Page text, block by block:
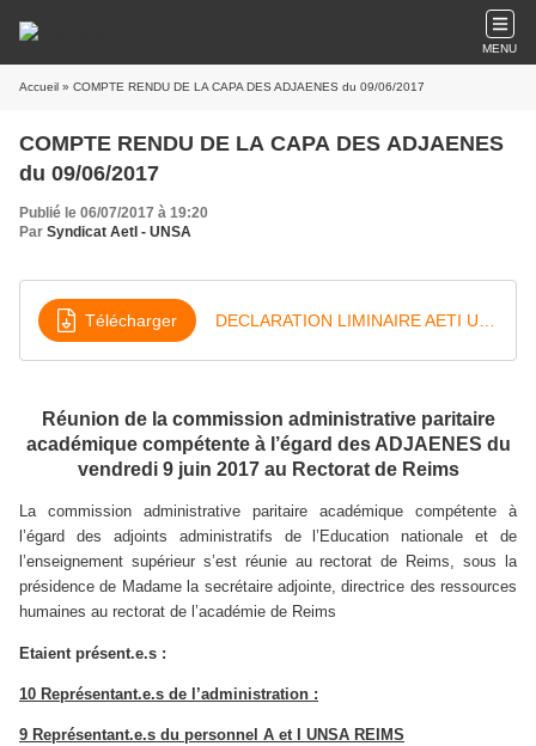
MENU
Accueil » COMPTE RENDU DE LA CAPA DES ADJAENES du 09/06/2017
COMPTE RENDU DE LA CAPA DES ADJAENES
du 09/06/2017
Publié le 06/07/2017 à 19:20
Par Syndicat AetI - UNSA
Télécharger
Réunion de la commission administrative paritaire
académique compétente à l’égard des ADJAENES du
vendredi 9 juin 2017 au Rectorat de Reims
La commission administrative paritaire académique compétente à
l’égard des adjoints administratifs de l’Education nationale et de
l’enseignement supérieur s’est réunie au rectorat de Reims, sous la
présidence de Madame la secrétaire adjointe, directrice des ressources
humaines au rectorat de l’académie de Reims
Etaient présent.e.s :
10 Représentant.e.s de l’administration :
9 Représentant.e.s du personnel A et I UNSA REIMS